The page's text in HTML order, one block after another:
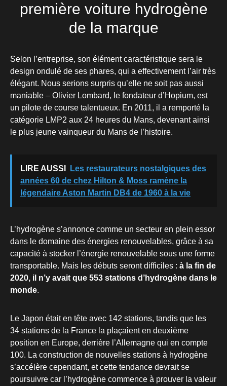
première voiture hydrogène
de la marque
Selon l’entreprise, son élément caractéristique sera le
design ondulé de ses phares, qui a effectivement l’air très
élégant. Nous serions surpris qu’elle ne soit pas aussi
maniable – Olivier Lombard, le fondateur d’Hopium, est
un pilote de course talentueux. En 2011, il a remporté la
catégorie LMP2 aux 24 heures du Mans, devenant ainsi
le plus jeune vainqueur du Mans de l’histoire.
LIRE AUSSI
Les restaurateurs nostalgiques des
années 60 de chez Hilton & Moss ramène la
légendaire Aston Martin DB4 de 1960 à la vie
L’hydrogène s’annonce comme un secteur en plein essor
dans le domaine des énergies renouvelables, grâce à sa
capacité à stocker l’énergie renouvelable sous une forme
transportable. Mais les débuts seront difficiles : à la fin de
2020, il n’y avait que 553 stations d’hydrogène dans le
monde.
Le Japon était en tête avec 142 stations, tandis que les
34 stations de la France la plaçaient en deuxième
position en Europe, derrière l’Allemagne qui en compte
100. La construction de nouvelles stations à hydrogène
s’accélère cependant, et cette tendance devrait se
poursuivre car l’hydrogène commence à prouver la valeur